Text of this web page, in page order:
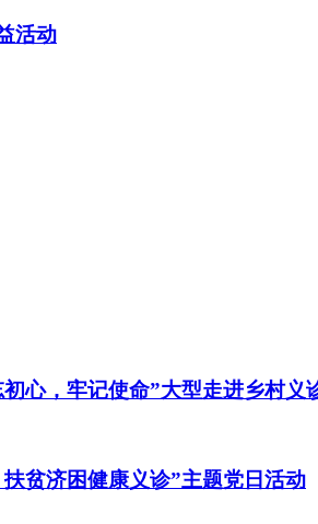
活动
心，牢记使命”大型走进乡村义
贫济困健康义诊”主题党日活动